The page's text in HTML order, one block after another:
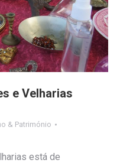
e Velharias
& Património
está de